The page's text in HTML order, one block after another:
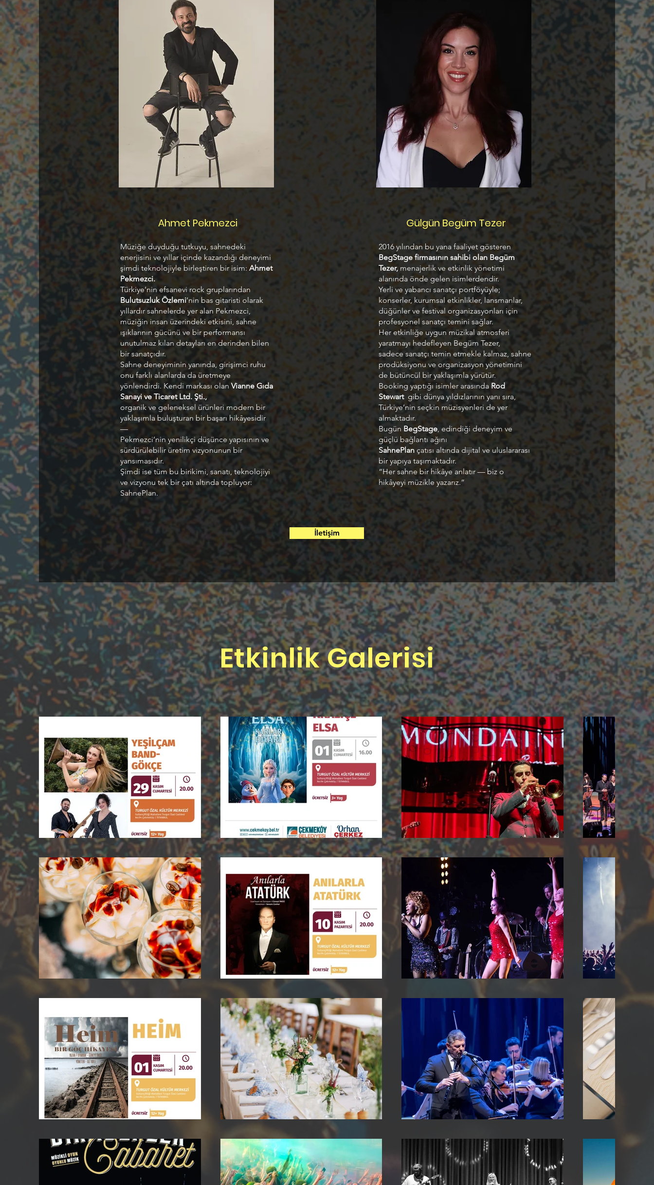
Ahmet Pekmezci
Müziğe duyduğu tutkuyu, sahnedeki
enerjisini ve yıllar içinde kazandığı deneyimi
şimdi teknolojiyle birleştiren bir isim: Ahmet
Pekmezci.
Türkiye’nin efsanevi rock gruplarından
Bulutsuzluk Özlemi’nin bas gitaristi olarak
yıllardır sahnelerde yer alan Pekmezci,
müziğin insan üzerindeki etkisini, sahne
ışıklarının gücünü ve bir performansı
unutulmaz kılan detayları en derinden bilen
bir sanatçıdır.
Sahne deneyiminin yanında, girişimci ruhu
onu farklı alanlarda da üretmeye
yönlendirdi. Kendi markası olan Vianne Gıda
Sanayi ve Ticaret Ltd. Şti.,
organik ve geleneksel ürünleri modern bir
yaklaşımla buluşturan bir başarı hikâyesidir
—
Pekmezci’nin yenilikçi düşünce yapısının ve
sürdürülebilir üretim vizyonunun bir
yansımasıdır.
Şimdi ise tüm bu birikimi, sanatı, teknolojiyi
ve vizyonu tek bir çatı altında topluyor:
SahnePlan.
Gülgün Begüm Tezer
2016 yılından bu yana faaliyet gösteren
BegStage firmasının sahibi olan Begüm
Tezer, menajerlik ve etkinlik yönetimi
alanında önde gelen isimlerdendir.
Yerli ve yabancı sanatçı portföyüyle;
konserler, kurumsal etkinlikler, lansmanlar,
düğünler ve festival organizasyonları için
profesyonel sanatçı temini sağlar.
Her etkinliğe uygun müzikal atmosferi
yaratmayı hedefleyen Begüm Tezer,
sadece sanatçı temin etmekle kalmaz, sahne
prodüksiyonu ve organizasyon yönetimini
de bütüncül bir yaklaşımla yürütür.
Booking yaptığı isimler arasında Rod
Stewart gibi dünya yıldızlarının yanı sıra,
Türkiye’nin seçkin müzisyenleri de yer
almaktadır.
Bugün BegStage, edindiği deneyim ve
güçlü bağlantı ağını
SahnePlan çatısı altında dijital ve uluslararası
bir yapıya taşımaktadır.
“Her sahne bir hikâye anlatır — biz o
hikâyeyi müzikle yazarız.”
İletişim
Etkinlik Galerisi